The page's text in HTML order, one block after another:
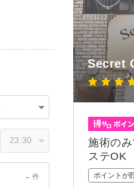
Secret
施術の
ステOK
ポイントが
- 件